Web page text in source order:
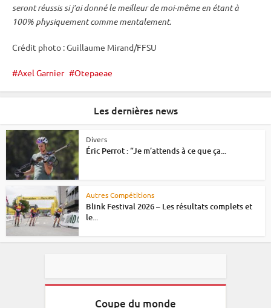
seront réussis si j’ai donné le meilleur de moi-même en étant à
100% physiquement comme mentalement.
Crédit photo : Guillaume Mirand/FFSU
Axel Garnier Otepaeae
Les dernières news
Divers
Éric Perrot : “Je m’attends à ce que ça...
Autres Compétitions
Blink Festival 2026 – Les résultats complets et
le...
Coupe du monde